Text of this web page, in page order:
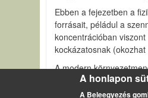
Ebben a fejezetben a
forrásait, péládul a
koncentrációban
kockázatosnak
A modern
jelentőséget
felmérési
A honlapon
A Beleegyezés